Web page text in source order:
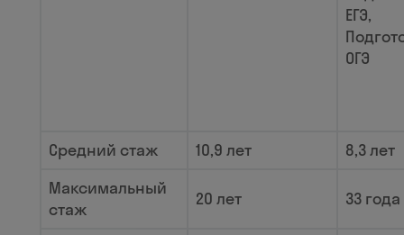
ЕГЭ,
ОГЭ
Средний стаж 10,9 лет
8,3 лет
Максимальный
стаж
20 лет 33 года